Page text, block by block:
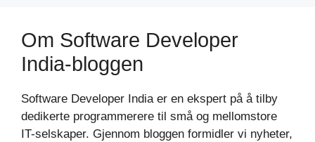
Om Software Developer
India-bloggen
Software Developer India er en ekspert på å tilby
dedikerte programmerere til små og mellomstore
IT-selskaper. Gjennom bloggen formidler vi nyheter,